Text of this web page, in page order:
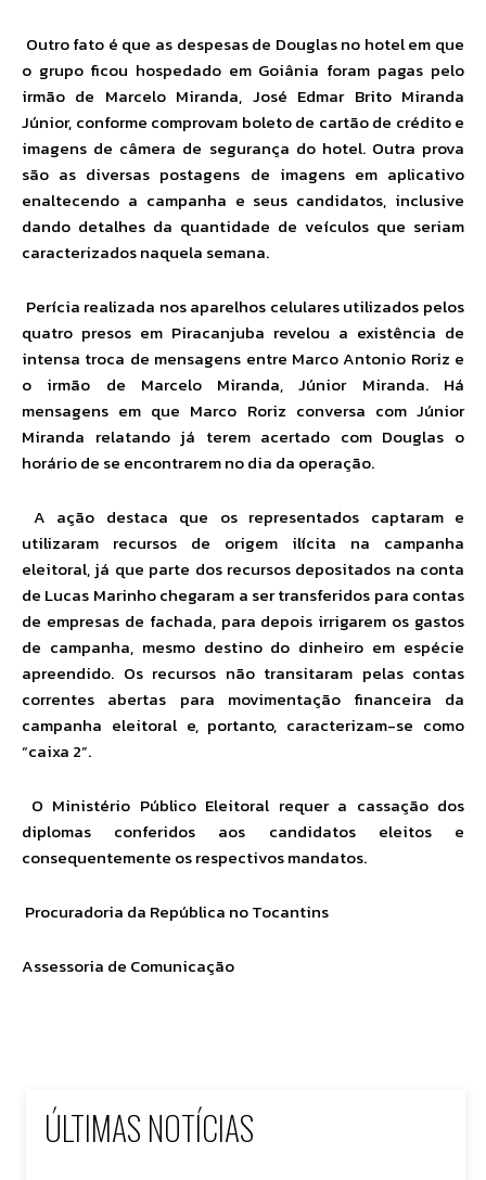
Outro fato é que as despesas de Douglas no hotel em que
o grupo ficou hospedado em Goiânia foram pagas pelo
irmão de Marcelo Miranda, José Edmar Brito Miranda
Júnior, conforme comprovam boleto de cartão de crédito e
imagens de câmera de segurança do hotel. Outra prova
são as diversas postagens de imagens em aplicativo
enaltecendo a campanha e seus candidatos, inclusive
dando detalhes da quantidade de veículos que seriam
caracterizados naquela semana.
Perícia realizada nos aparelhos celulares utilizados pelos
quatro presos em Piracanjuba revelou a existência de
intensa troca de mensagens entre Marco Antonio Roriz e
o irmão de Marcelo Miranda, Júnior Miranda. Há
mensagens em que Marco Roriz conversa com Júnior
Miranda relatando já terem acertado com Douglas o
horário de se encontrarem no dia da operação.
A ação destaca que os representados captaram e
utilizaram recursos de origem ilícita na campanha
eleitoral, já que parte dos recursos depositados na conta
de Lucas Marinho chegaram a ser transferidos para contas
de empresas de fachada, para depois irrigarem os gastos
de campanha, mesmo destino do dinheiro em espécie
apreendido. Os recursos não transitaram pelas contas
correntes abertas para movimentação financeira da
campanha eleitoral e, portanto, caracterizam-se como
“caixa 2”.
O Ministério Público Eleitoral requer a cassação dos
diplomas conferidos aos candidatos eleitos e
consequentemente os respectivos mandatos.
Procuradoria da República no Tocantins
Assessoria de Comunicação
ÚLTIMAS NOTÍCIAS